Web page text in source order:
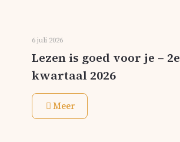
6 juli 2026
Lezen is goed voor je – 2e
kwartaal 2026
Meer